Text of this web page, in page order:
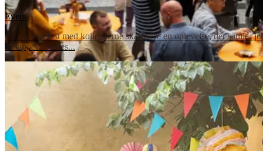
Event
En sommerfest med kollegaerne skal være en oplevelse, der samler
afslappet havefes...